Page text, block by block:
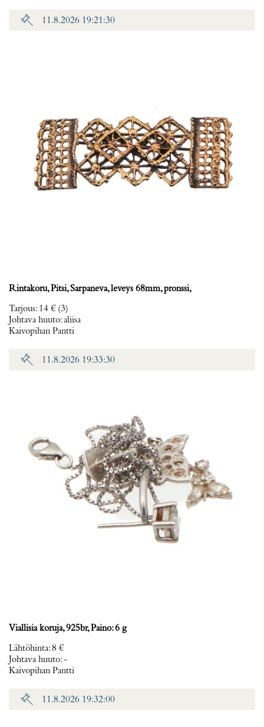
11.8.2026 19:21:30
Rintakoru, Pitsi, Sarpaneva, leveys 68mm, pronssi,
Tarjous: 14 € (3)
Johtava huuto:aliisa
Kaivopihan Pantti
11.8.2026 19:33:30
Viallisia koruja, 925br, Paino: 6 g
Lähtöhinta:8 €
Johtava huuto:-
Kaivopihan Pantti
11.8.2026 19:32:00